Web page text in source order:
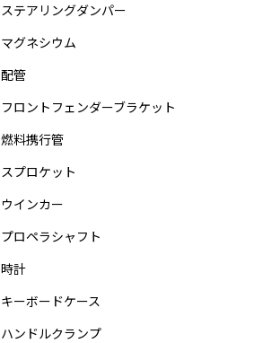
ステアリングダンパー
マグネシウム
配管
フロントフェンダーブラケット
燃料携行管
スプロケット
ウインカー
プロペラシャフト
時計
キーボードケース
ハンドルクランプ